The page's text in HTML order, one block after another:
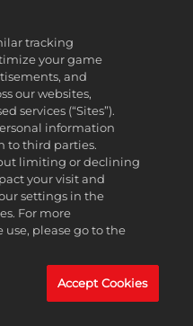
发行。由Gearbox开发。
Software, LLC的商标。2K
Inc.的商标。所有其他标志和
。
tracking
your game
and
our websites,
services (“Sites”).
information
to third parties.
limiting or declining
your visit and
settings in the
For more
please go to the
Accept Cookies